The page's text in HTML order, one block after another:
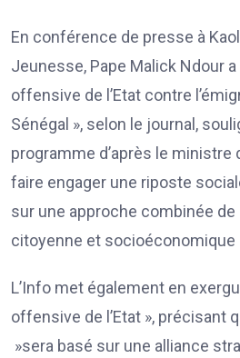
En conférence de presse à
Jeunesse, Pape Malick Ndour a
offensive de l’Etat contre
Sénégal », selon le journal,
programme d’après le ministre
faire engager une riposte
sur une approche combinée
citoyenne et socioéconomique
L’Info met également en
offensive de l’Etat », précisant
»sera basé sur une alliance